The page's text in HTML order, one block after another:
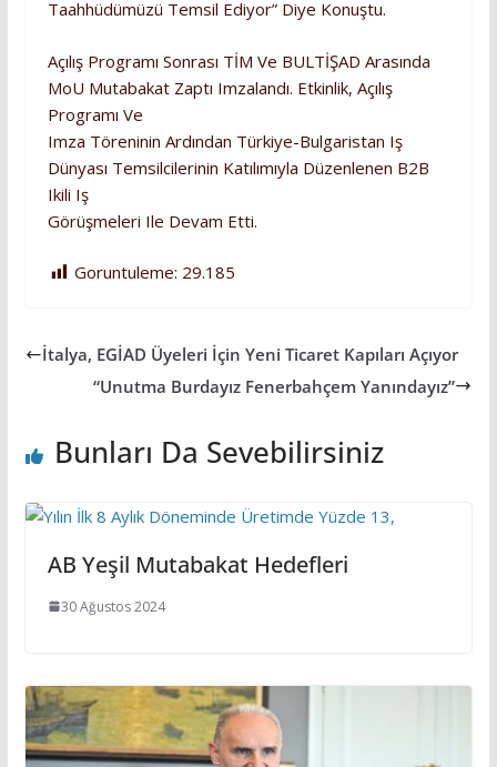
Taahhüdümüzü Temsil Ediyor” Diye Konuştu.
Açılış Programı Sonrası TİM Ve BULTİŞAD Arasında
MoU Mutabakat Zaptı Imzalandı. Etkinlik, Açılış
Programı Ve
Imza Töreninin Ardından Türkiye-Bulgaristan Iş
Dünyası Temsilcilerinin Katılımıyla Düzenlenen B2B
Ikili Iş
Görüşmeleri Ile Devam Etti.
Goruntuleme: 29.185
İtalya, EGİAD Üyeleri İçin Yeni Ticaret Kapıları Açıyor
“Unutma Burdayız Fenerbahçem Yanındayız”
Bunları Da Sevebilirsiniz
AB Yeşil Mutabakat Hedefleri
30 Ağustos 2024